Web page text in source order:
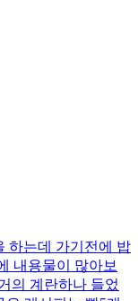
하는데 가기전에 밥
내용물이 많아보
의 계란하나 들었